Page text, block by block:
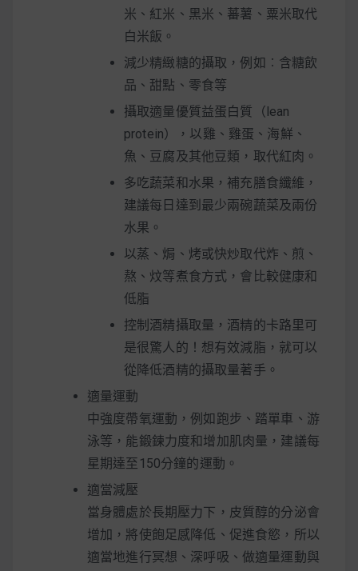
米、紅米、黑米、蕃薯、粟米取代
白米飯。
減少精緻糖的攝取，例如︰含糖飲
品、甜點、零食等
攝取適量優質益蛋白質（lean
protein），以雞、雞蛋、海鮮、
魚、豆腐及其他豆類，取代紅肉。
多吃蔬菜和水果，補充膳食纖維，
建議每日達到最少兩碗蔬菜及兩份
水果。
以蒸、焗、烤或快炒取代炸、煎、
熬、炆等煮食方式，會比較健康和
低脂
控制酒精攝取量，酒精的卡路里可
是很驚人的！想有效減脂，就可以
從降低酒精的攝取量著手。
適量運動
中強度帶氧運動，例如跑步、踏單車、游
泳等，能鍛鍊力度和增加肌肉量，建議每
星期達至150分鐘的運動。
適當減壓
當身體處於長期壓力下，皮質醇的分泌會
增加，將使飽足感降低、促進食慾，所以
適當地進行冥想、深呼吸、做適量運動與